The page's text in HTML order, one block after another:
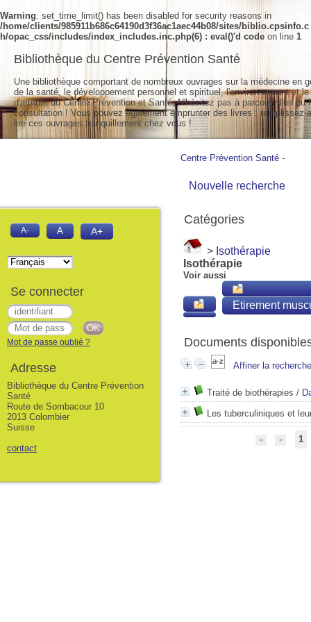
Warning: set_time_limit() has been disabled for security reasons in
/home/clients/985911b686c64190d3f36ac1aec44b08/sites/biblio.cpsinfo.c
h/opac_css/includes/index_includes.inc.php(6) : eval()'d code on line 1
Centre Prévention Santé -
Nouvelle recherche
Catégories
> Isothérapie
Isothérapie
Voir aussi
Etirement
Documents
Affiner la recherche
Traité de biothérapies /
Les tuberculiniques et
1
Bibliothèque du Centre Prévention Santé
Une bibliothèque comportant de nombreux ouvrages sur la médecine en
de la santé, le développement personnel et spirituel, l'environnement et
d'attente du Centre Prévention et Santé. N'hésitez pas à parcourir l'un
consultation ! Vous pouvez également emprunter des livres : remplissez
lire ces ouvrages tranquillement chez vous !
A- A A+
Se connecter
Mot de passe oublié ?
Adresse
Bibliothèque du Centre Prévention
Santé
Route de Sombacour 10
2013 Colombier
Suisse
contact